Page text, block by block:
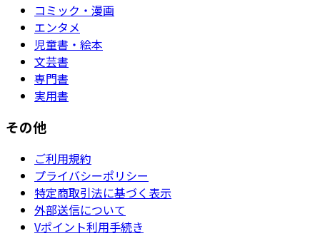
コミック・漫画
エンタメ
児童書・絵本
文芸書
専門書
実用書
その他
ご利用規約
プライバシーポリシー
特定商取引法に基づく表示
外部送信について
Vポイント利用手続き